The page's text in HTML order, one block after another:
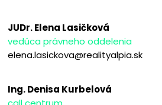
JUDr. Elena Lasičková
vedúca právneho oddelenia
elena.lasickova@realityalpia.sk
Ing. Denisa Kurbelová